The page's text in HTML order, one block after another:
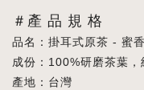
＃產 品 規 格
品名：掛耳式原茶 - 蜜
成份：100%研磨茶葉，
產地：台灣